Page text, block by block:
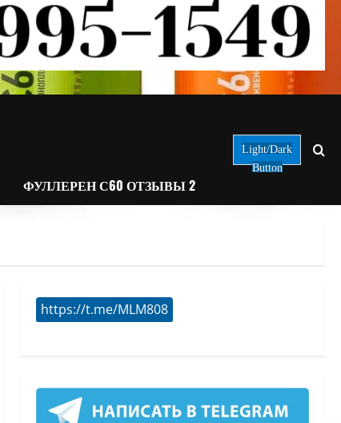
ФУЛЛЕРЕН С60 ОТЗЫВЫ 2
Light/Dark
Button
https://t.me/MLM808